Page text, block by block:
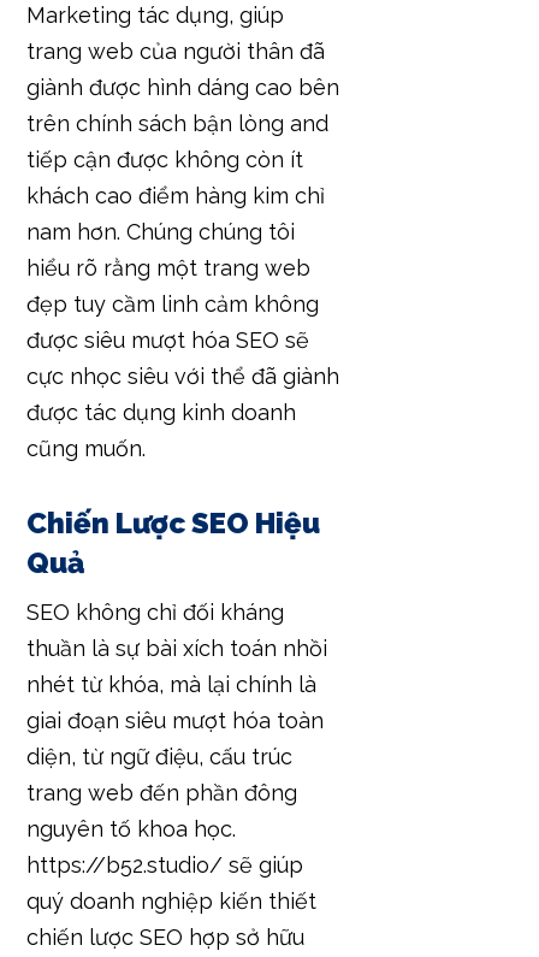
Marketing tác dụng, giúp
trang web của người thân đã
giành được hình dáng cao bên
trên chính sách bận lòng and
tiếp cận được không còn ít
khách cao điểm hàng kim chỉ
nam hơn. Chúng chúng tôi
hiểu rõ rằng một trang web
đẹp tuy cầm linh cảm không
được siêu mượt hóa SEO sẽ
cực nhọc siêu với thể đã giành
được tác dụng kinh doanh
cũng muốn.
Chiến Lược SEO Hiệu
Quả
SEO không chỉ đối kháng
thuần là sự bài xích toán nhồi
nhét từ khóa, mà lại chính là
giai đoạn siêu mượt hóa toàn
diện, từ ngữ điệu, cấu trúc
trang web đến phần đông
nguyên tố khoa học.
https://b52.studio/ sẽ giúp
quý doanh nghiệp kiến thiết
chiến lược SEO hợp sở hữu